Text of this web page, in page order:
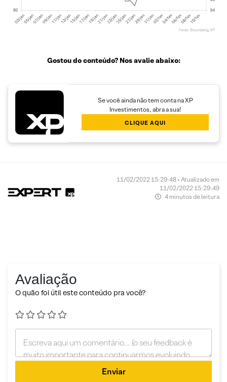
Gostou do conteúdo? Nos avalie abaixo:
Se você ainda não tem conta na XP
Investimentos, abra a sua!
CLIQUE AQUI
11/02/2022 15:29:48 • Atualizado em
11/02/2022 15:29:49
4 minutos de leitura
Avaliação
O quão foi útil este conteúdo pra você?
Enviar